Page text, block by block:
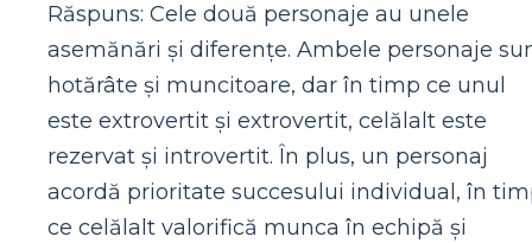
Răspuns: Cele două personaje au unele
asemănări și diferențe. Ambele personaje
hotărâte și muncitoare, dar în timp ce unul
este extrovertit și extrovertit, celălalt este
rezervat și introvertit. În plus, un personaj
acordă prioritate succesului individual, în
ce celălalt valorifică munca în echipă și